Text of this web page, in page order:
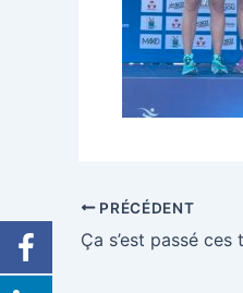
PRÉCÉDENT
Ça s’est passé